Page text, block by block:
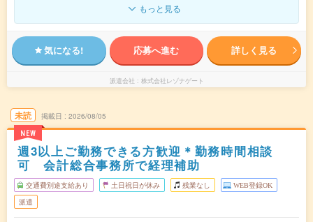
もっと見る
気になる! 応募へ進む 詳しく見る
派遣会社 株式会社レゾナゲート
未読
NEW
掲載日 2026/08/05
週3以上ご勤務できる方歓迎＊勤務時間相談
可 会計総合事務所で経理補助
交通費別途支給あり 土日祝日が休み 残業なし WEB登録OK
派遣